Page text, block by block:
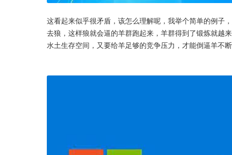
这看起来似乎很矛盾，该怎么理解呢，我举个简单的例子
去狼，这样狼就会逼的羊群跑起来，羊群得到了锻炼就越
水土生存空间，又要给羊足够的竞争压力，才能倒逼羊不断